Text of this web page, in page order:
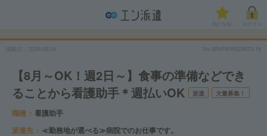
気になる!
2026/08/04 No.MNPWW829673-18
【8月～OK！週2日～】食事の準備などでき
ることから看護助手＊週払いOK
派遣 大量募集！
職種
看護助手
派遣先
≪勤務地が選べる≫病院でのお仕事です。